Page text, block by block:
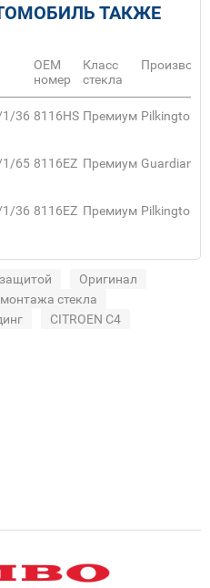
ТАКЖЕ
ОЕМ
номер
Класс
стекла
36 8116HS Премиум Pilkington
1/65 8116EZ Премиум Guardian
36 8116EZ Премиум Pilkington
Оригинал
стекла
CITROEN C4